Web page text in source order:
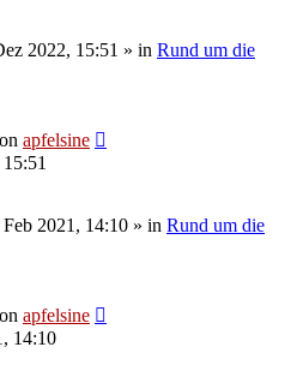
2022, 15:51 » in Rund um die
apfelsine
2021, 14:10 » in Rund um die
apfelsine
14:10